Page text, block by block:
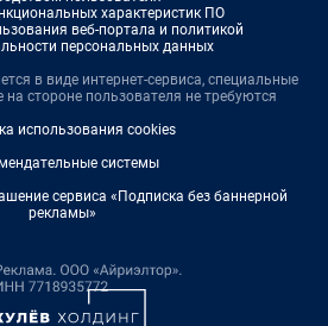
характеристик ПО
веб-портала и политикой
персональных данных
в виде интернет-сервиса, специальные
на стороне пользователя не требуются
использования cookies
системы
сервиса «Подписка без баннерной
рекламы»